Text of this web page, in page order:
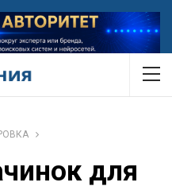
для